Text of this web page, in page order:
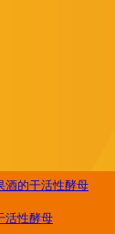
酒的干活性酵母
活性酵母